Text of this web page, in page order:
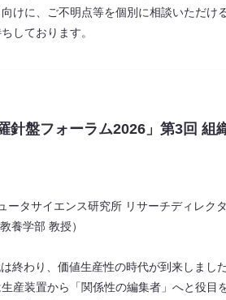
けに、ご不明点等を個別に相談いただけ
しております。
針盤フォーラム2026」第3回 組
タサイエンス研究所 リサーチディレクタ
学部 教授）
終わり、価値生産性の時代が到来しまし
産装置から「関係性の編集者」へと役目